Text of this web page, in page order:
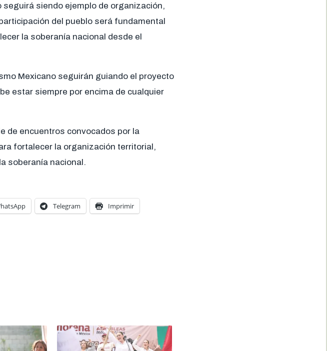
siendo ejemplo de organización,
del pueblo será fundamental
la soberanía nacional desde el
Mexicano seguirán guiando el proyecto
estar siempre por encima de cualquier
de encuentros convocados por la
fortalecer la organización territorial,
soberanía nacional.
Telegram Imprimir